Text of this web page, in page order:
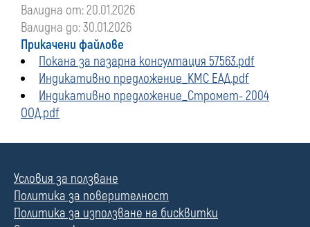
Валидна от: 20.01.2026
Валидна до: 30.01.2026
Прикачени файлове
Покана за пазарна консултация 57563.pdf
Индикативно предложение_KMC ЕАД.pdf
Индикативно предложение_Стромет- 2004
ООД.pdf
Условия за ползване
Политика за поверителност
Политика за използване на бисквитки